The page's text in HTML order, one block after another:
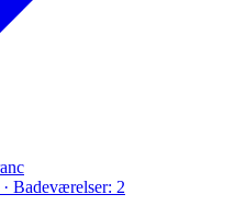
Badeværelser: 2